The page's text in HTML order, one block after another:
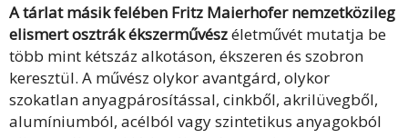
A tárlat másik felében Fritz Maierhofer nemzetközileg
elismert osztrák ékszerművészéletművét mutatja be
több mint kétszáz alkotáson, ékszeren és szobron
keresztül. A művész olykor avantgárd, olykor
szokatlan anyagpárosítással, cinkből, akrilüvegből,
alumíniumból, acélból vagy szintetikus anyagokból